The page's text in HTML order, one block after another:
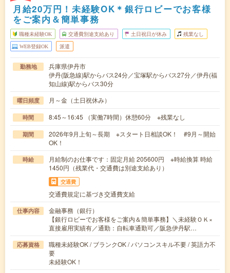
月給20万円！未経験OK＊銀行ロビーでお客様
をご案内＆簡単事務
職種未経験OK 交通費別途支給あり 土日祝日が休み 残業なし
WEB登録OK 派遣
勤務地
兵庫県伊丹市
伊丹(阪急線)駅からバス24分／宝塚駅からバス27分／伊丹(福
知山線)駅からバス30分
曜日頻度 月～金（土日祝休み）
時間 8:45～16:45 （実働7時間）休憩60分 ※残業なし
期間
2026年9月上旬～長期 ※スタート日相談OK！ #9月～開始
OK！
時給
月給制のお仕事です：固定月給 205600円 ※時給換算 時給
1450円（残業代・交通費は別途支給あり）
交通費
交通費規定に基づき交通費支給
仕事内容
金融事務（銀行）
【銀行ロビーでお客様をご案内＆簡単事務】＼未経験ＯＫ×
直接雇用実績有／通勤：自転車通勤可／阪急伊丹駅…
応募資格
職種未経験OK / ブランクOK / パソコンスキル不要 / 英語力不
要
未経験OK！